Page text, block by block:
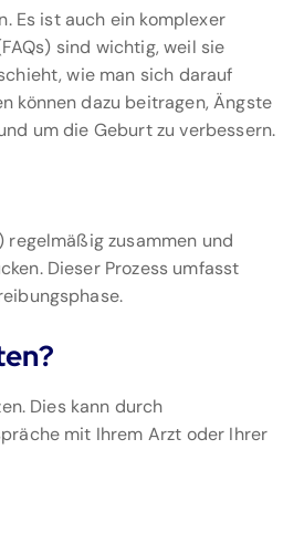
Es ist auch ein komplexer
sind wichtig, weil sie
wie man sich darauf
können dazu beitragen, Ängste
um die Geburt zu verbessern.
regelmäßig zusammen und
Dieser Prozess umfasst
Dies kann durch
mit Ihrem Arzt oder Ihrer